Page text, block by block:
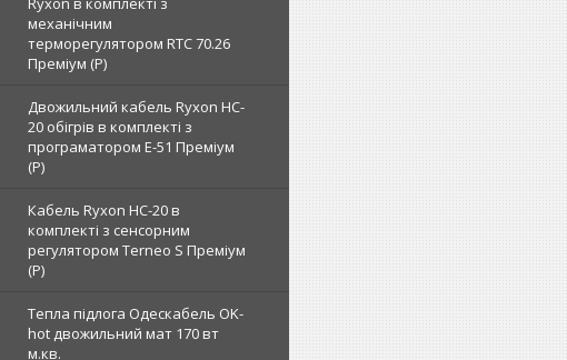
механічним
терморегулятором RTC 70.26
Преміум (Р)
Двожильний кабель Ryxon HC-
20 обігрів в комплекті з
програматором E-51 Преміум
(Р)
Кабель Ryxon HC-20 в
комплекті з сенсорним
регулятором Terneo S Преміум
(Р)
Тепла підлога Одескабель OK-
hot двожильний мат 170 вт
м.кв.